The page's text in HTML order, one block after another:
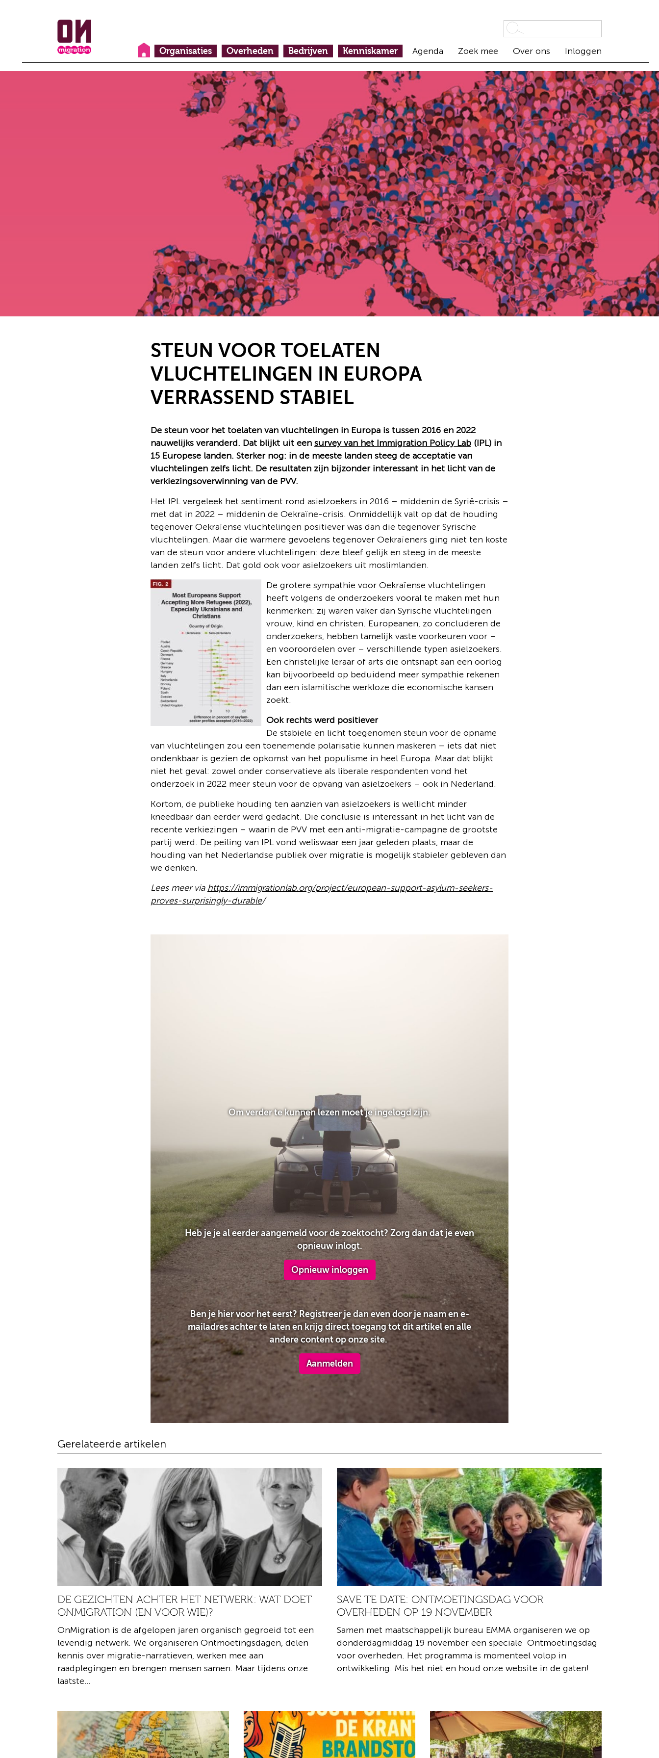
Organisaties Overheden Bedrijven Kenniskamer Agenda Zoek mee Over ons Inloggen
STEUN VOOR TOELATEN
VLUCHTELINGEN IN EUROPA
VERRASSEND STABIEL
De steun voor het toelaten van vluchtelingen in Europa is tussen 2016 en 2022
nauwelijks veranderd. Dat blijkt uit een survey van het Immigration Policy Lab (IPL) in
15 Europese landen. Sterker nog: in de meeste landen steeg de acceptatie van
vluchtelingen zelfs licht. De resultaten zijn bijzonder interessant in het licht van de
verkiezingsoverwinning van de PVV.
Het IPL vergeleek het sentiment rond asielzoekers in 2016 – middenin de Syrië-crisis –
met dat in 2022 – middenin de Oekraïne-crisis. Onmiddellijk valt op dat de houding
tegenover Oekraïense vluchtelingen positiever was dan die tegenover Syrische
vluchtelingen. Maar die warmere gevoelens tegenover Oekraïeners ging niet ten koste
van de steun voor andere vluchtelingen: deze bleef gelijk en steeg in de meeste
landen zelfs licht. Dat gold ook voor asielzoekers uit moslimlanden.
De grotere sympathie voor Oekraïense vluchtelingen
heeft volgens de onderzoekers vooral te maken met hun
kenmerken: zij waren vaker dan Syrische vluchtelingen
vrouw, kind en christen. Europeanen, zo concluderen de
onderzoekers, hebben tamelijk vaste voorkeuren voor –
en vooroordelen over – verschillende typen asielzoekers.
Een christelijke leraar of arts die ontsnapt aan een oorlog
kan bijvoorbeeld op beduidend meer sympathie rekenen
dan een islamitische werkloze die economische kansen
zoekt.
Ook rechts werd positiever
De stabiele en licht toegenomen steun voor de opname
van vluchtelingen zou een toenemende polarisatie kunnen maskeren – iets dat niet
ondenkbaar is gezien de opkomst van het populisme in heel Europa. Maar dat blijkt
niet het geval: zowel onder conservatieve als liberale respondenten vond het
onderzoek in 2022 meer steun voor de opvang van asielzoekers – ook in Nederland.
Kortom, de publieke houding ten aanzien van asielzoekers is wellicht minder
kneedbaar dan eerder werd gedacht. Die conclusie is interessant in het licht van de
recente verkiezingen – waarin de PVV met een anti-migratie-campagne de grootste
partij werd. De peiling van IPL vond weliswaar een jaar geleden plaats, maar de
houding van het Nederlandse publiek over migratie is mogelijk stabieler gebleven dan
we denken.
Lees meer via https://immigrationlab.org/project/european-support-asylum-seekers-
proves-surprisingly-durable/
Om verder te kunnen lezen moet je ingelogd zijn.
Heb je je al eerder aangemeld voor de zoektocht? Zorg dan dat je even
opnieuw inlogt.
Opnieuw inloggen
Ben je hier voor het eerst? Registreer je dan even door je naam en e-
mailadres achter te laten en krijg direct toegang tot dit artikel en alle
andere content op onze site.
Aanmelden
Gerelateerde artikelen
DE GEZICHTEN ACHTER HET NETWERK: WAT DOET
ONMIGRATION (EN VOOR WIE)?
OnMigration is de afgelopen jaren organisch gegroeid tot een
levendig netwerk. We organiseren Ontmoetingsdagen, delen
kennis over migratie-narratieven, werken mee aan
raadplegingen en brengen mensen samen. Maar tijdens onze
laatste…
SAVE TE DATE: ONTMOETINGSDAG VOOR
OVERHEDEN OP 19 NOVEMBER
Samen met maatschappelijk bureau EMMA organiseren we op
donderdagmiddag 19 november een speciale Ontmoetingsdag
voor overheden. Het programma is momenteel volop in
ontwikkeling. Mis het niet en houd onze website in de gaten!